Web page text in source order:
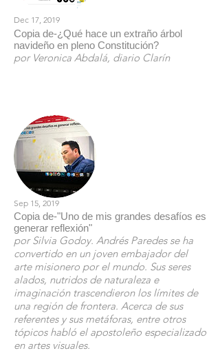
Dec 17, 2019
Copia de-¿Qué hace un extraño árbol
navideño en pleno Constitución?
por Veronica Abdalá, diario Clarín
Sep 15, 2019
Copia de-"Uno de mis grandes desafíos es
generar reflexión"
por Silvia Godoy. Andrés Paredes se ha
convertido en un joven embajador del
arte misionero por el mundo. Sus seres
alados, nutridos de naturaleza e
imaginación trascendieron los límites de
una región de frontera. Acerca de sus
referentes y sus metáforas, entre otros
tópicos habló el apostoleño especializado
en artes visuales.